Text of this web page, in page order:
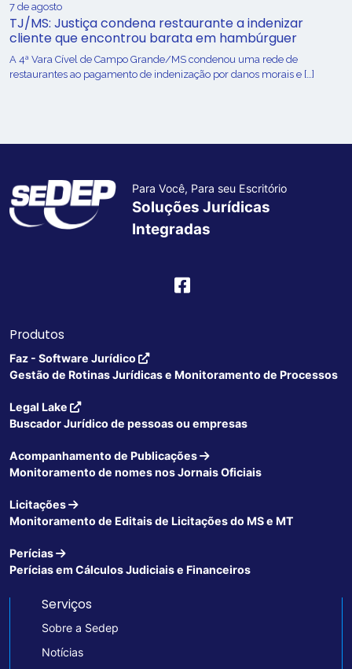
7 de agosto
TJ/MS: Justiça condena restaurante a indenizar
cliente que encontrou barata em hambúrguer
A 4ª Vara Cível de Campo Grande/MS condenou uma rede de
restaurantes ao pagamento de indenização por danos morais e […]
Para Você, Para seu Escritório
Soluções Jurídicas
Integradas
Produtos
Faz - Software Jurídico
Gestão de Rotinas Jurídicas e Monitoramento de Processos
Legal Lake
Buscador Jurídico de pessoas ou empresas
Acompanhamento de Publicações
Monitoramento de nomes nos Jornais Oficiais
Licitações
Monitoramento de Editais de Licitações do MS e MT
Perícias
Perícias em Cálculos Judiciais e Financeiros
Serviços
Sobre a Sedep
Notícias